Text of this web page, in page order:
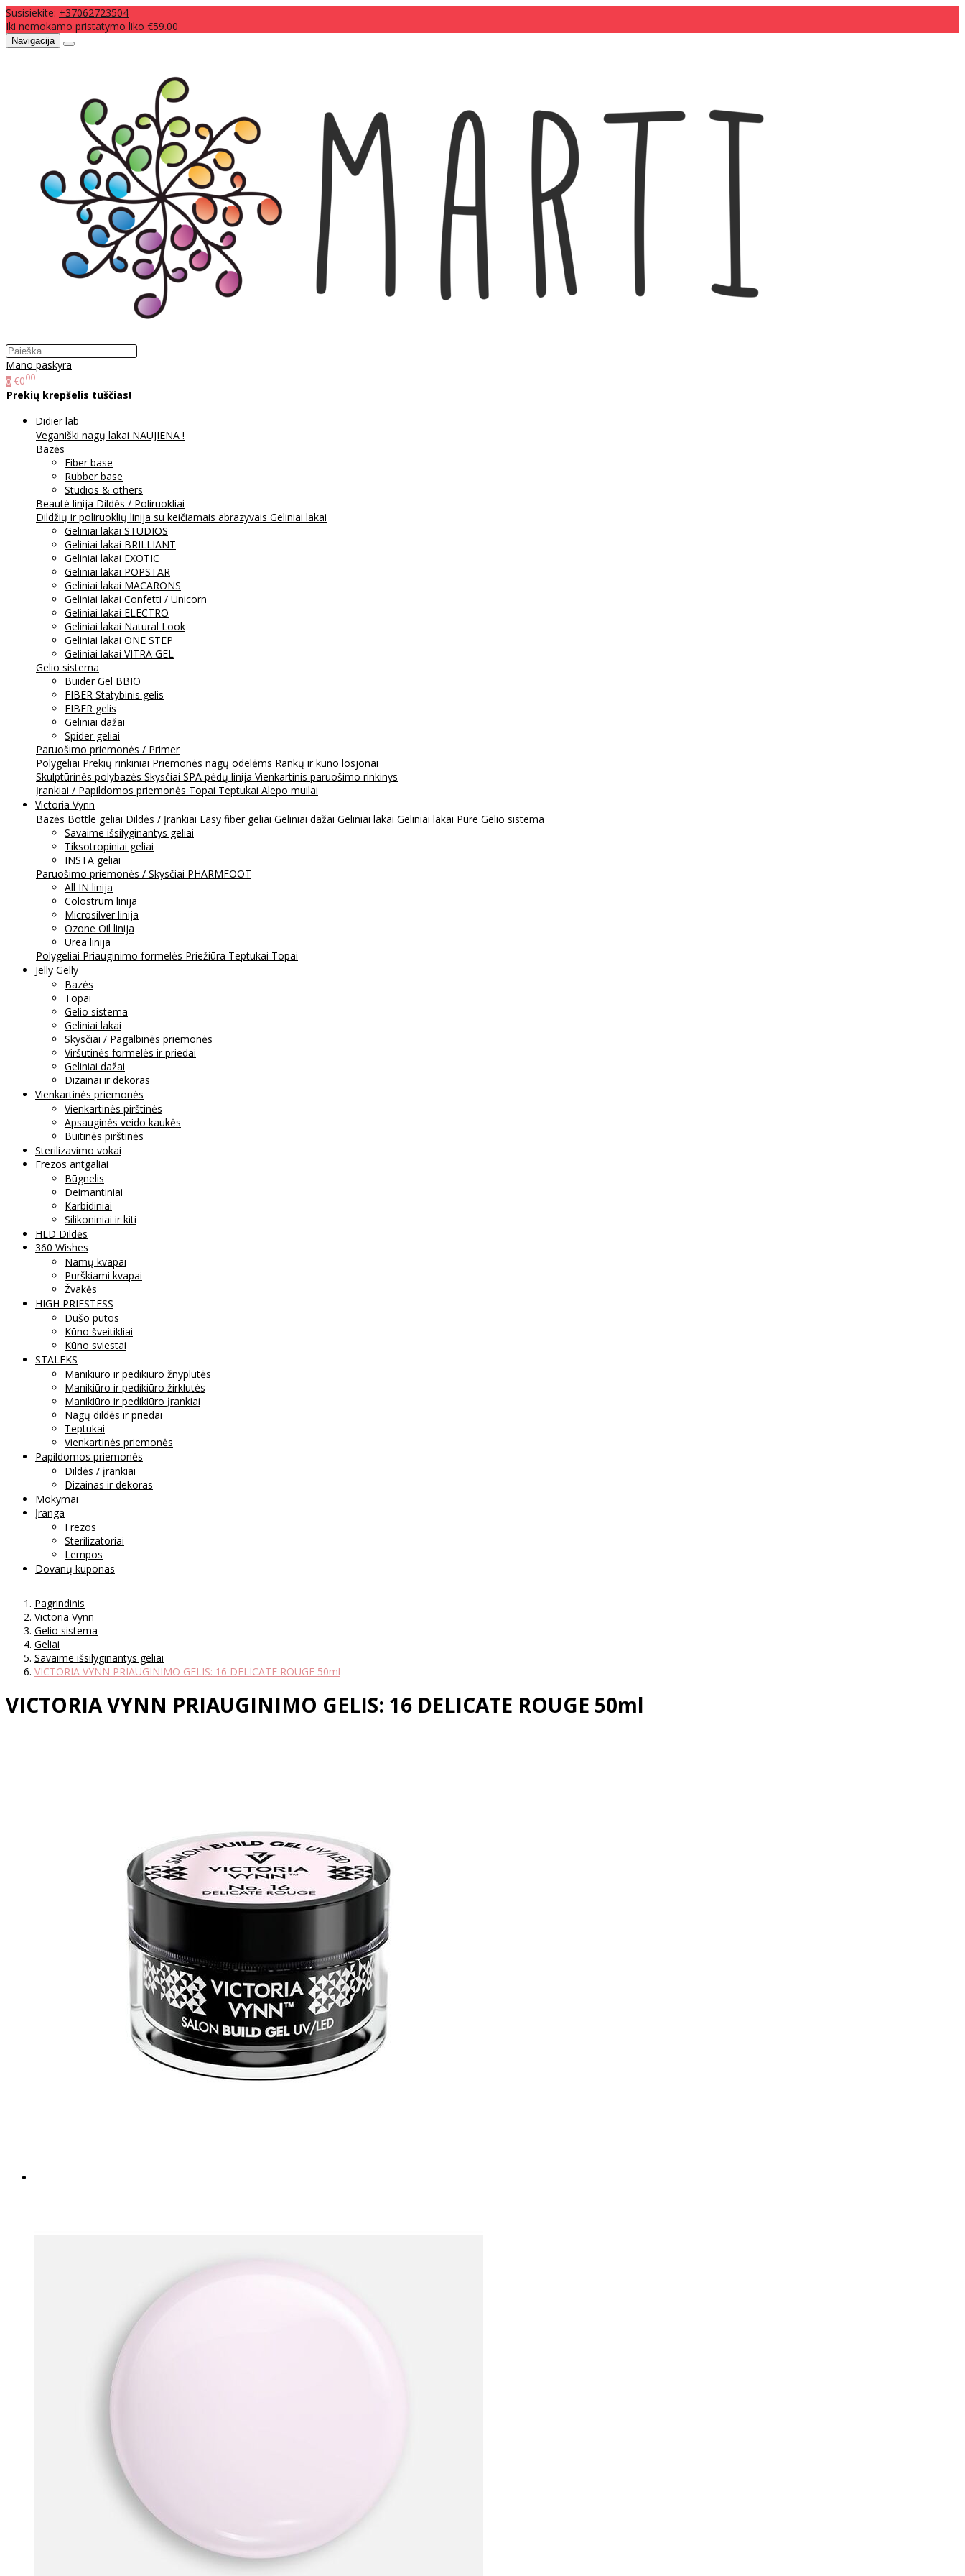
Susisiekite: +37062723504
Iki nemokamo pristatymo liko €59.00
Navigacija
Mano paskyra
0 €000
Prekių krepšelis tuščias!
Didier lab
Veganiški nagų lakai NAUJIENA !
Bazės
Fiber base
Rubber base
Studios & others
Beauté linija Dildės / Poliruokliai
Dildžių ir poliruoklių linija su keičiamais abrazyvais Geliniai lakai
Geliniai lakai STUDIOS
Geliniai lakai BRILLIANT
Geliniai lakai EXOTIC
Geliniai lakai POPSTAR
Geliniai lakai MACARONS
Geliniai lakai Confetti / Unicorn
Geliniai lakai ELECTRO
Geliniai lakai Natural Look
Geliniai lakai ONE STEP
Geliniai lakai VITRA GEL
Gelio sistema
Buider Gel BBIO
FIBER Statybinis gelis
FIBER gelis
Geliniai dažai
Spider geliai
Paruošimo priemonės / Primer
Polygeliai Prekių rinkiniai Priemonės nagų odelėms Rankų ir kūno losjonai
Skulptūrinės polybazės Skysčiai SPA pėdų linija Vienkartinis paruošimo rinkinys
Įrankiai / Papildomos priemonės Topai Teptukai Alepo muilai
Victoria Vynn
Bazės Bottle geliai Dildės / Įrankiai Easy fiber geliai Geliniai dažai Geliniai lakai Geliniai lakai Pure Gelio sistema
Savaime išsilyginantys geliai
Tiksotropiniai geliai
INSTA geliai
Paruošimo priemonės / Skysčiai PHARMFOOT
All IN linija
Colostrum linija
Microsilver linija
Ozone Oil linija
Urea linija
Polygeliai Priauginimo formelės Priežiūra Teptukai Topai
Jelly Gelly
Bazės
Topai
Gelio sistema
Geliniai lakai
Skysčiai / Pagalbinės priemonės
Viršutinės formelės ir priedai
Geliniai dažai
Dizainai ir dekoras
Vienkartinės priemonės
Vienkartinės pirštinės
Apsauginės veido kaukės
Buitinės pirštinės
Sterilizavimo vokai
Frezos antgaliai
Būgnelis
Deimantiniai
Karbidiniai
Silikoniniai ir kiti
HLD Dildės
360 Wishes
Namų kvapai
Purškiami kvapai
Žvakės
HIGH PRIESTESS
Dušo putos
Kūno šveitikliai
Kūno sviestai
STALEKS
Manikiūro ir pedikiūro žnyplutės
Manikiūro ir pedikiūro žirklutės
Manikiūro ir pedikiūro įrankiai
Nagų dildės ir priedai
Teptukai
Vienkartinės priemonės
Papildomos priemonės
Dildės / įrankiai
Dizainas ir dekoras
Mokymai
Įranga
Frezos
Sterilizatoriai
Lempos
Dovanų kuponas
Pagrindinis
Victoria Vynn
Gelio sistema
Geliai
Savaime išsilyginantys geliai
VICTORIA VYNN PRIAUGINIMO GELIS: 16 DELICATE ROUGE 50ml
VICTORIA VYNN PRIAUGINIMO GELIS: 16 DELICATE ROUGE 50ml